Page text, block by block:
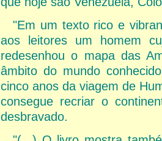
"Em um texto rico e
aos leitores um homem
redesenhou o mapa das
âmbito do mundo
cinco anos da viagem de
consegue recriar o
desbravado.